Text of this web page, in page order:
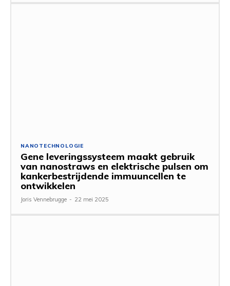
NANOTECHNOLOGIE
Gene leveringssysteem maakt gebruik
van nanostraws en elektrische pulsen om
kankerbestrijdende immuuncellen te
ontwikkelen
Joris Vennebrugge - 22 mei 2025